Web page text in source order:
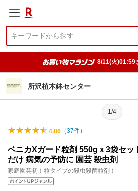
8/11(火)01:59
所沢植木鉢センター
1/4
4.86 （37件）
ベニカXガード粒剤 550gｘ3袋セッ
だけ 病気の予防に 園芸 殺虫剤
家庭園芸初！粒タイプの殺虫殺菌粒剤！